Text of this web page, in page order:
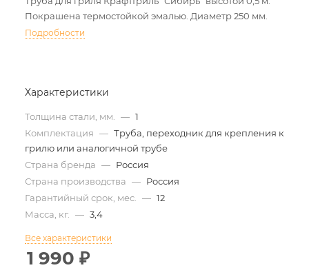
Покрашена термостойкой эмалью. Диаметр 250 мм.
Подробности
Характеристики
Толщина стали, мм. — 1
Комплектация — Труба, переходник для крепления к
грилю или аналогичной трубе
Страна бренда — Россия
Страна производства — Россия
Гарантийный срок, мес.
— 12
Масса, кг.
— 3,4
Все характеристики
1 990 ₽